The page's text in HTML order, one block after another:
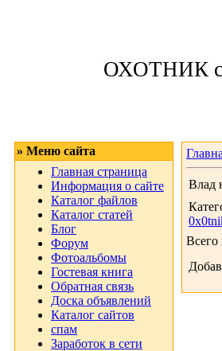
ОХОТНИК
» Меню сайта
Главная страница
Информация о сайте
Каталог файлов
Каталог статей
Блог
Форум
Фотоальбомы
Гостевая книга
Обратная связь
Доска объявлений
Каталог сайтов
спам
Заработок в сети
Влад
Всего